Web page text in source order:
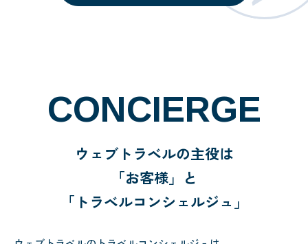
CONCIERGE
ウェブトラベルの主役は
「お客様」と
「トラベルコンシェルジュ」